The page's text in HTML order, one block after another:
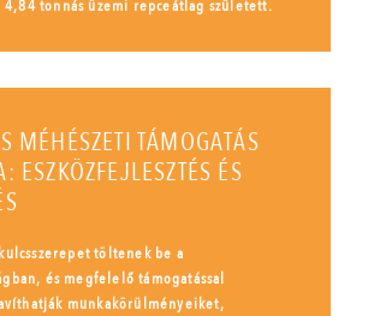
tonnás üzemi repceátlag született.
MÉHÉSZETI TÁMOGATÁS
ESZKÖZFEJLESZTÉS ÉS
töltenek be a
és megfelelő támogatással
munkakörülményeiket,